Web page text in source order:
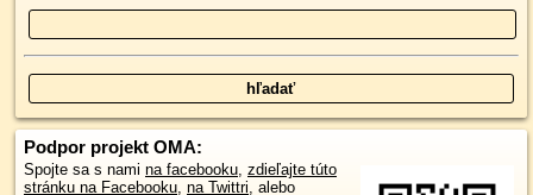
Podpor projekt OMA:
Spojte sa s nami na facebooku, zdieľajte túto
stránku na Facebooku, na Twittri, alebo